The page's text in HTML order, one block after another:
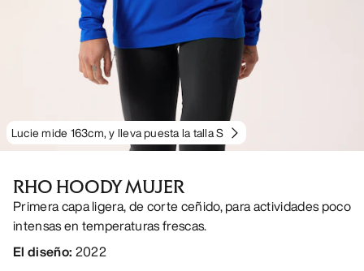
Lucie mide 163cm, y lleva puesta la talla S
RHO HOODY MUJER
Primera capa ligera, de corte ceñido, para actividades poco
intensas en temperaturas frescas.
El diseño: 2022